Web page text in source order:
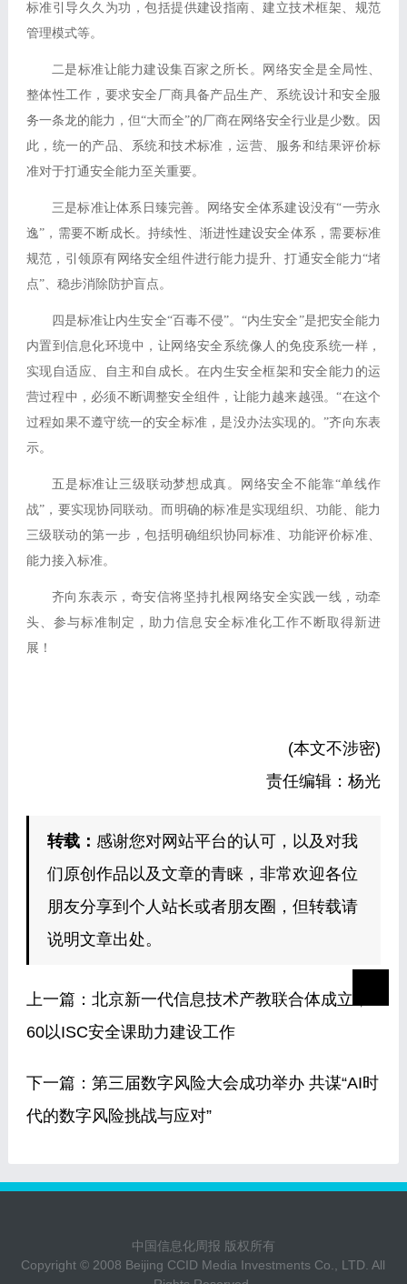
标准引导久久为功，包括提供建设指南、建立技术框架、规范
管理模式等。
二是标准让能力建设集百家之所长。网络安全是全局性、
整体性工作，要求安全厂商具备产品生产、系统设计和安全服
务一条龙的能力，但“大而全”的厂商在网络安全行业是少数。因
此，统一的产品、系统和技术标准，运营、服务和结果评价标
准对于打通安全能力至关重要。
三是标准让体系日臻完善。网络安全体系建设没有“一劳永
逸”，需要不断成长。持续性、渐进性建设安全体系，需要标准
规范，引领原有网络安全组件进行能力提升、打通安全能力“堵
点”、稳步消除防护盲点。
四是标准让内生安全“百毒不侵”。“内生安全”是把安全能力
内置到信息化环境中，让网络安全系统像人的免疫系统一样，
实现自适应、自主和自成长。在内生安全框架和安全能力的运
营过程中，必须不断调整安全组件，让能力越来越强。“在这个
过程如果不遵守统一的安全标准，是没办法实现的。”齐向东表
示。
五是标准让三级联动梦想成真。网络安全不能靠“单线作
战”，要实现协同联动。而明确的标准是实现组织、功能、能力
三级联动的第一步，包括明确组织协同标准、功能评价标准、
能力接入标准。
齐向东表示，奇安信将坚持扎根网络安全实践一线，动牵
头、参与标准制定，助力信息安全标准化工作不断取得新进
展！
(本文不涉密)
责任编辑：杨光
转载： 感谢您对网站平台的认可，以及对我
们原创作品以及文章的青睐，非常欢迎各位
朋友分享到个人站长或者朋友圈，但转载请
说明文章出处。
上一篇： 北京新一代信息技术产教联合体成立，3
60以ISC安全课助力建设工作
下一篇： 第三届数字风险大会成功举办 共谋“AI时
代的数字风险挑战与应对”
中国信息化周报 版权所有
Copyright © 2008 Beijing CCID Media Investments Co., LTD. All